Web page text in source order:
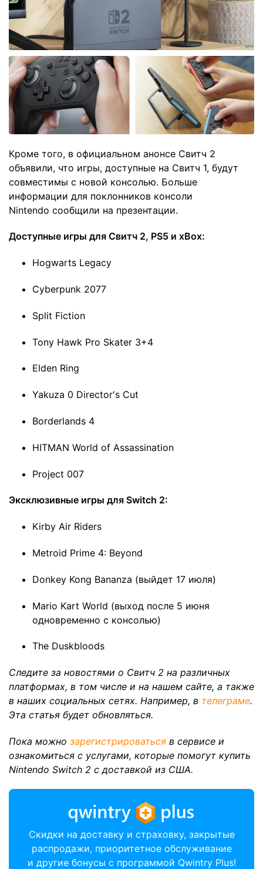
Кроме того, в официальном анонсе Свитч 2
объявили, что игры, доступные на Свитч 1, будут
совместимы с новой консолью. Больше
информации для поклонников консоли
Nintendo сообщили на презентации.
Доступные игры для Свитч 2, PS5 и xBox:
Hogwarts Legacy
Cyberpunk 2077
Split Fiction
Tony Hawk Pro Skater 3+4
Elden Ring
Yakuza 0 Director's Cut
Borderlands 4
HITMAN World of Assassination
Project 007
Эксклюзивные игры для Switch 2:
Kirby Air Riders
Metroid Prime 4: Beyond
Donkey Kong Bananza (выйдет 17 июля)
Mario Kart World (выход после 5 июня
одновременно с консолью)
The Duskbloods
Cледите за новостями о Свитч 2 на различных
платформах, в том числе и на нашем сайте, а также
в наших социальных сетях. Например, в телеграме.
Эта статья будет обновляться.
Пока можно зарегистрироваться в сервисе и
ознакомиться с услугами, которые помогут купить
Nintendo Switch 2 с доставкой из США.
Скидки на доставку и страховку, закрытые
распродажи, приоритетное обслуживание
и другие бонусы с программой Qwintry Plus!